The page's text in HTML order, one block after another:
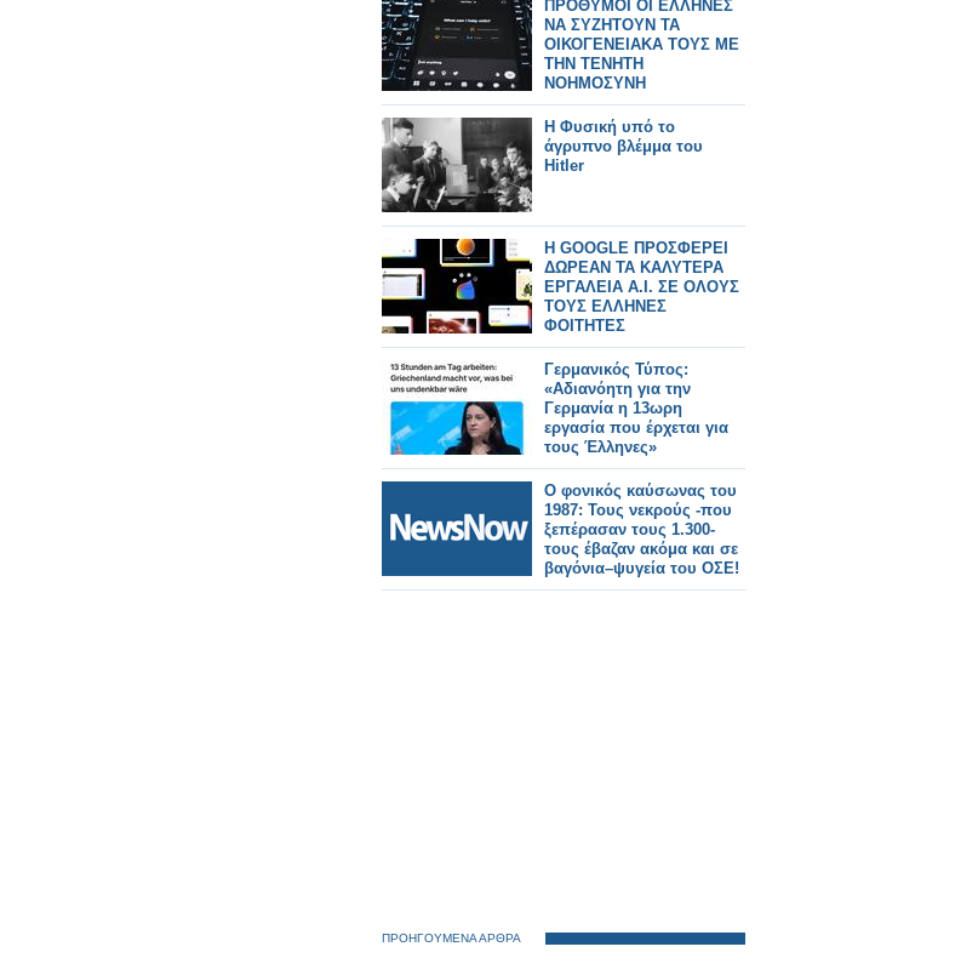
ΠΡΟΘΥΜΟΙ ΟΙ ΕΛΛΗΝΕΣ
ΝΑ ΣΥΖΗΤΟΥΝ ΤΑ
ΟΙΚΟΓΕΝΕΙΑΚΑ ΤΟΥΣ ΜΕ
ΤΗΝ ΤΕΝΗΤΗ
ΝΟΗΜΟΣΥΝΗ
H Φυσική υπό το
άγρυπνο βλέμμα του
Hitler
H GOOGLE ΠΡΟΣΦΕΡΕΙ
ΔΩΡΕΑΝ ΤΑ ΚΑΛΥΤΕΡΑ
ΕΡΓΑΛΕΙΑ Α.Ι. ΣΕ ΟΛΟΥΣ
ΤΟΥΣ ΕΛΛΗΝΕΣ
ΦΟΙΤΗΤΕΣ
Γερμανικός Τύπος:
«Αδιανόητη για την
Γερμανία η 13ωρη
εργασία που έρχεται για
τους Έλληνες»
Ο φονικός καύσωνας του
1987: Τους νεκρούς -που
ξεπέρασαν τους 1.300-
τους έβαζαν ακόμα και σε
βαγόνια–ψυγεία του ΟΣΕ!
ΠΡΟΗΓΟΥΜΕΝΑ ΑΡΘΡΑ